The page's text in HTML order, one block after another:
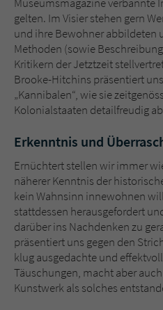
gelten. Im Visier stehen gern
und ihre Bewohner abbildeten
Methoden (sowie
Kritikern der Jetztzeit
Brooke-Hitchins präsentiert
„Kannibalen“, wie sie
Kolonialstaaten detailfreudig
Erkenntnis und
Ernüchtert stellen wir immer
näherer Kenntnis der
kein Wahnsinn innewohnen
stattdessen herausgefordert
darüber ins Nachdenken zu
präsentiert uns gegen den
klug ausgedachte und
Täuschungen, macht aber
Kunstwerk als solches